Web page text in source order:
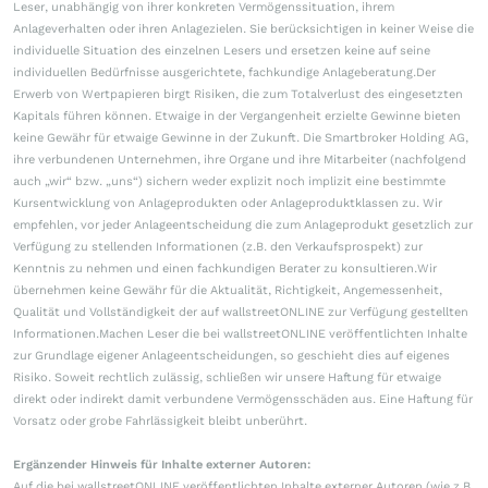
Leser, unabhängig von ihrer konkreten Vermögenssituation, ihrem
Anlageverhalten oder ihren Anlagezielen. Sie berücksichtigen in keiner Weise die
individuelle Situation des einzelnen Lesers und ersetzen keine auf seine
individuellen Bedürfnisse ausgerichtete, fachkundige Anlageberatung.Der
Erwerb von Wertpapieren birgt Risiken, die zum Totalverlust des eingesetzten
Kapitals führen können. Etwaige in der Vergangenheit erzielte Gewinne bieten
keine Gewähr für etwaige Gewinne in der Zukunft. Die Smartbroker Holding AG,
ihre verbundenen Unternehmen, ihre Organe und ihre Mitarbeiter (nachfolgend
auch „wir“ bzw. „uns“) sichern weder explizit noch implizit eine bestimmte
Kursentwicklung von Anlageprodukten oder Anlageproduktklassen zu. Wir
empfehlen, vor jeder Anlageentscheidung die zum Anlageprodukt gesetzlich zur
Verfügung zu stellenden Informationen (z.B. den Verkaufsprospekt) zur
Kenntnis zu nehmen und einen fachkundigen Berater zu konsultieren.Wir
übernehmen keine Gewähr für die Aktualität, Richtigkeit, Angemessenheit,
Qualität und Vollständigkeit der auf wallstreetONLINE zur Verfügung gestellten
Informationen.Machen Leser die bei wallstreetONLINE veröffentlichten Inhalte
zur Grundlage eigener Anlageentscheidungen, so geschieht dies auf eigenes
Risiko. Soweit rechtlich zulässig, schließen wir unsere Haftung für etwaige
direkt oder indirekt damit verbundene Vermögensschäden aus. Eine Haftung für
Vorsatz oder grobe Fahrlässigkeit bleibt unberührt.
Ergänzender Hinweis für Inhalte externer Autoren: